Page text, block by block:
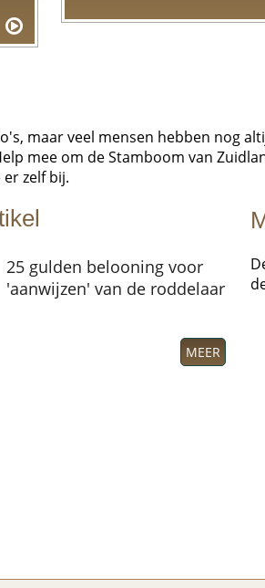
maar veel mensen hebben nog
mee om de Stamboom van
zelf bij.